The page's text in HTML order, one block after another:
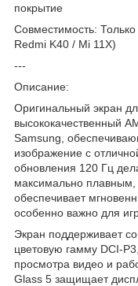
покрытие
Совместимость:
Redmi K40 / Mi 11X)
---
Описание:
Оригинальный экран
высококачественный
Samsung,
изображение с
обновления 120 Гц
максимально плавным,
обеспечивает
особенно важно для
Экран поддерживает
цветовую гамму DCI-
просмотра видео и
Glass 5 защищает